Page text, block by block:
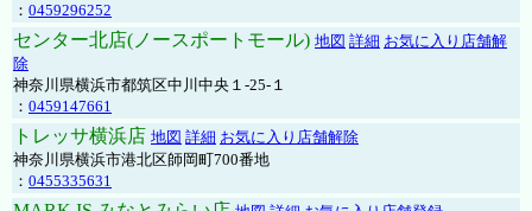
： 0459296252
センター北店(ノースポートモール) 地図 詳細 お気に入り店舗解
除
神奈川県横浜市都筑区中川中央１-25-１
： 0459147661
トレッサ横浜店 地図 詳細 お気に入り店舗解除
神奈川県横浜市港北区師岡町700番地
： 0455335631